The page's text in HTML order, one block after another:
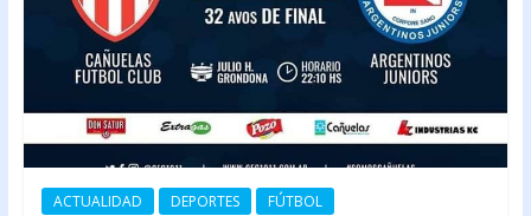
ACTUALIDAD DEPORTES FÚTBOL